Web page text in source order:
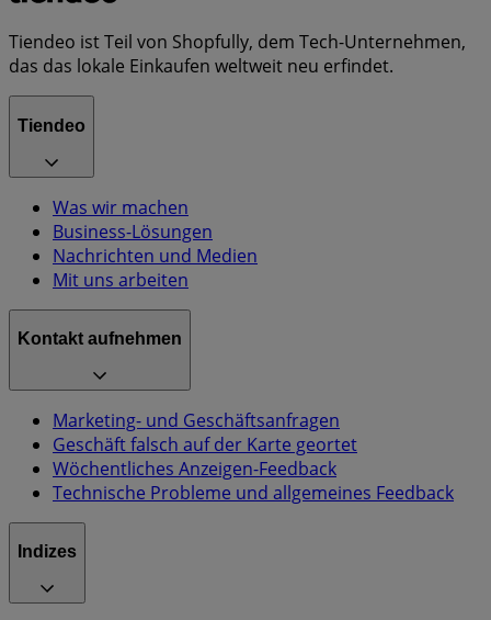
Tiendeo ist Teil von Shopfully, dem Tech-Unternehmen,
das das lokale Einkaufen weltweit neu erfindet.
Tiendeo
Was wir machen
Business-Lösungen
Nachrichten und Medien
Mit uns arbeiten
Kontakt aufnehmen
Marketing- und Geschäftsanfragen
Geschäft falsch auf der Karte geortet
Wöchentliches Anzeigen-Feedback
Technische Probleme und allgemeines Feedback
Indizes